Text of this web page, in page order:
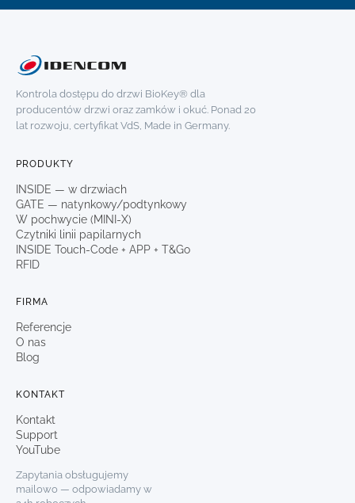
Kontrola dostępu do drzwi BioKey® dla
producentów drzwi oraz zamków i okuć. Ponad 20
lat rozwoju, certyfikat VdS, Made in Germany.
PRODUKTY
INSIDE — w drzwiach
GATE — natynkowy/podtynkowy
W pochwycie (MINI-X)
Czytniki linii papilarnych
INSIDE Touch-Code + APP + T&Go
RFID
FIRMA
Referencje
O nas
Blog
KONTAKT
Kontakt
Support
YouTube
Zapytania obsługujemy
mailowo — odpowiadamy w